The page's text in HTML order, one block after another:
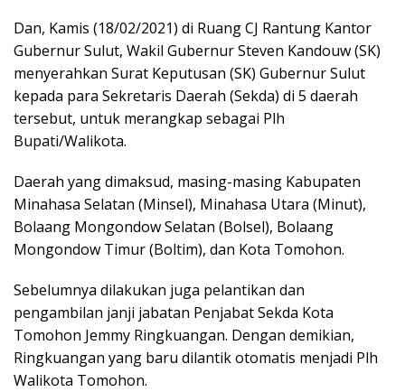
Dan, Kamis (18/02/2021) di Ruang CJ Rantung Kantor
Gubernur Sulut, Wakil Gubernur Steven Kandouw (SK)
menyerahkan Surat Keputusan (SK) Gubernur Sulut
kepada para Sekretaris Daerah (Sekda) di 5 daerah
tersebut, untuk merangkap sebagai Plh
Bupati/Walikota.
Daerah yang dimaksud, masing-masing Kabupaten
Minahasa Selatan (Minsel), Minahasa Utara (Minut),
Bolaang Mongondow Selatan (Bolsel), Bolaang
Mongondow Timur (Boltim), dan Kota Tomohon.
Sebelumnya dilakukan juga pelantikan dan
pengambilan janji jabatan Penjabat Sekda Kota
Tomohon Jemmy Ringkuangan. Dengan demikian,
Ringkuangan yang baru dilantik otomatis menjadi Plh
Walikota Tomohon.